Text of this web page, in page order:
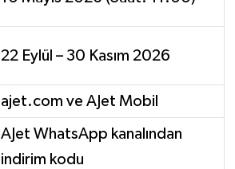
22 Eylül – 30 Kasım 2026
ajet.com ve AJet Mobil
AJet WhatsApp kanalından
indirim kodu